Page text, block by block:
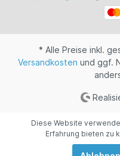
* Alle Preise inkl.
Versandkosten und ggf.
Diese Website
Erfahrung bieten zu